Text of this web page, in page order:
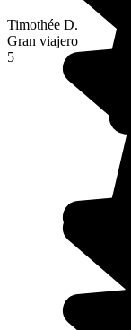
Timothée D.
Gran viajero
5